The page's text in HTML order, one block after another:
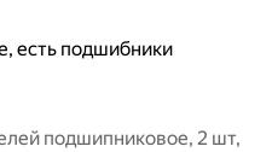
есть подшибники
подшипниковое, 2 шт,